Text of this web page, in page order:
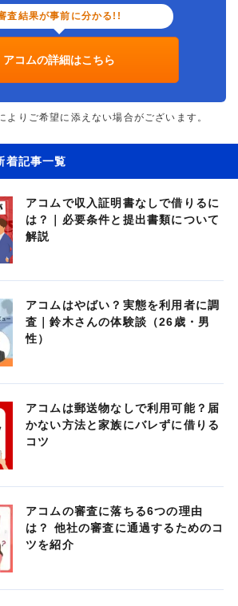
査結果が事前に分かる!!
アコムの詳細はこちら
りご希望に添えない場合がございます。
着記事一覧
アコムで収入証明書なしで借りるに
は？｜必要条件と提出書類について
解説
アコムはやばい？実態を利用者に調
査｜鈴木さんの体験談（26歳・男
性）
アコムは郵送物なしで利用可能？届
かない方法と家族にバレずに借りる
コツ
アコムの審査に落ちる6つの理由
は？ 他社の審査に通過するためのコ
ツを紹介